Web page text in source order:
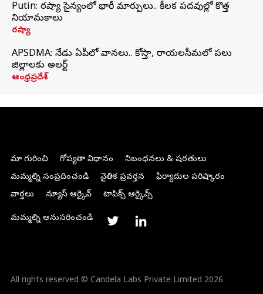
Putin: రష్యా సైన్యంలో భారీ మార్పులు.. కీలక పదవుల్లో కొత్త
నియామకాలు
రష్యా
APSDMA: నేడు ఏపీలో వానలు.. కోస్తా, రాయలసీమలో పలు
జిల్లాలకు అలర్ట్
ఆంధ్రప్రదేశ్
మా గురించి గోప్యతా విధానం
నిబంధనలు & షరతులు
మమ్మల్ని సంప్రదించండి
నైతిక ప్రవర్తన
ఫిర్యాదుల పరిష్కారం
వార్తలు
న్యూస్ ఆర్కైవ్ టాపిక్స్ ఆర్కైవ్స్
మమ్మల్ని అనుసరించండి
All rights reserved © Candela Labs Private Limited 2026